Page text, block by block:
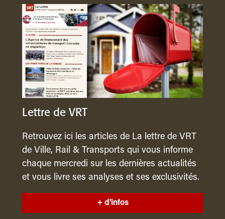
Lettre de VRT
Retrouvez ici les articles de La lettre de VRT
de Ville, Rail & Transports qui vous informe
chaque mercredi sur les dernières actualités
et vous livre ses analyses et ses exclusivités.
+ d'infos